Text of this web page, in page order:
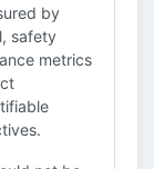
by
safety
metrics